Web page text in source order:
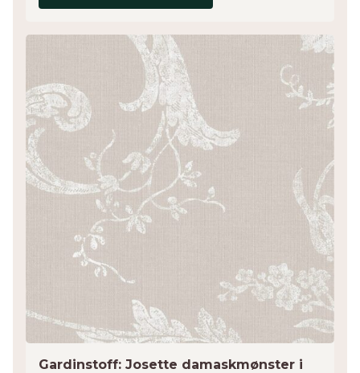
Gardinstoff: Josette damaskmønster i